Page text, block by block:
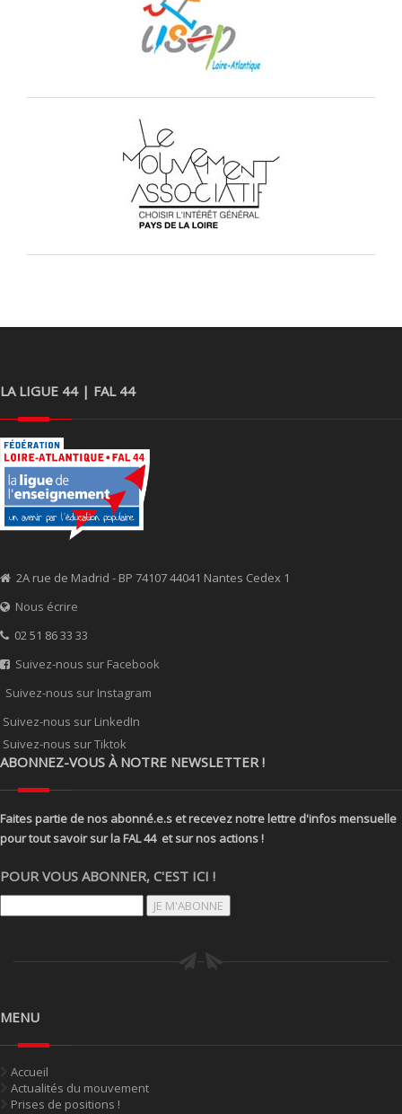
LA LIGUE 44 | FAL 44
2A rue de Madrid - BP 74107 44041 Nantes Cedex 1
Nous écrire
02 51 86 33 33
Suivez-nous sur Facebook
Suivez-nous sur Instagram
Suivez-nous sur LinkedIn
Suivez-nous sur Tiktok
ABONNEZ-VOUS À NOTRE NEWSLETTER !
Faites partie de nos abonné.e.s et recevez notre lettre d'infos mensuelle
pour tout savoir sur la FAL 44 et sur nos actions !
POUR VOUS ABONNER, C'EST ICI !
JE M'ABONNE
MENU
Accueil
Actualités du mouvement
Prises de positions !